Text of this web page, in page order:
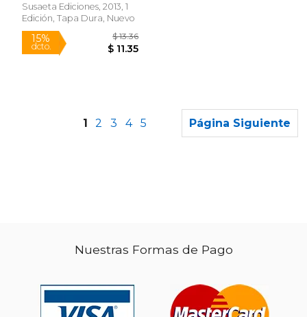
$ 63.51 40%
Susaeta Ediciones, 2013, 1
Edición, Tapa Dura, Nuevo
1 2 3 4 5 Página Siguiente
Nuestras Formas de Pago